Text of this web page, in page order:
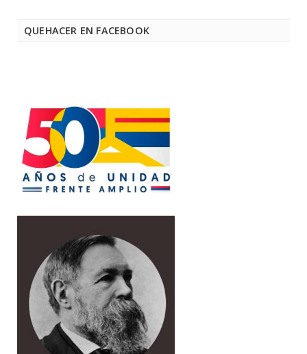
QUEHACER EN FACEBOOK